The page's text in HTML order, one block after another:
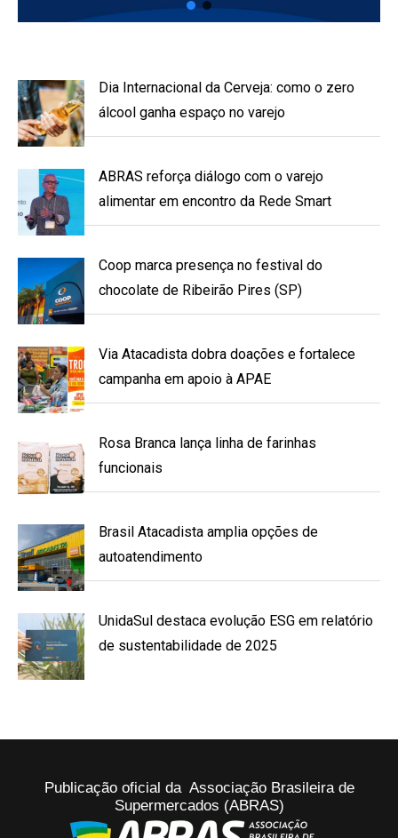
Dia Internacional da Cerveja: como o zero
álcool ganha espaço no varejo
ABRAS reforça diálogo com o varejo
alimentar em encontro da Rede Smart
Coop marca presença no festival do
chocolate de Ribeirão Pires (SP)
Via Atacadista dobra doações e fortalece
campanha em apoio à APAE
Rosa Branca lança linha de farinhas
funcionais
Brasil Atacadista amplia opções de
autoatendimento
UnidaSul destaca evolução ESG em relatório
de sustentabilidade de 2025
Publicação oficial da Associação Brasileira de
Supermercados (ABRAS)